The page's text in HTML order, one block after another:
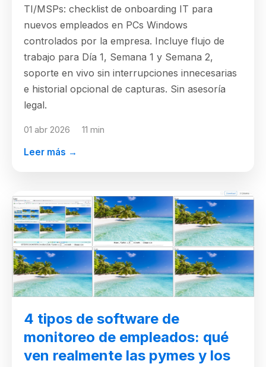
TI/MSPs: checklist de onboarding IT para
nuevos empleados en PCs Windows
controlados por la empresa. Incluye flujo de
trabajo para Día 1, Semana 1 y Semana 2,
soporte en vivo sin interrupciones innecesarias
e historial opcional de capturas. Sin asesoría
legal.
01 abr 2026 11 min
Leer más →
4 tipos de software de
monitoreo de empleados: qué
ven realmente las pymes y los